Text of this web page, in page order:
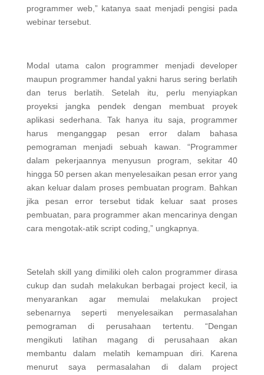
programmer web,” katanya saat menjadi pengisi pada
webinar tersebut.
Modal utama calon programmer menjadi developer
maupun programmer handal yakni harus sering berlatih
dan terus berlatih. Setelah itu, perlu menyiapkan
proyeksi jangka pendek dengan membuat proyek
aplikasi sederhana. Tak hanya itu saja, programmer
harus menganggap pesan error dalam bahasa
pemograman menjadi sebuah kawan. “Programmer
dalam pekerjaannya menyusun program, sekitar 40
hingga 50 persen akan menyelesaikan pesan error yang
akan keluar dalam proses pembuatan program. Bahkan
jika pesan error tersebut tidak keluar saat proses
pembuatan, para programmer akan mencarinya dengan
cara mengotak-atik script coding,” ungkapnya.
Setelah skill yang dimiliki oleh calon programmer dirasa
cukup dan sudah melakukan berbagai project kecil, ia
menyarankan agar memulai melakukan project
sebenarnya seperti menyelesaikan permasalahan
pemograman di perusahaan tertentu. “Dengan
mengikuti latihan magang di perusahaan akan
membantu dalam melatih kemampuan diri. Karena
menurut saya permasalahan di dalam project